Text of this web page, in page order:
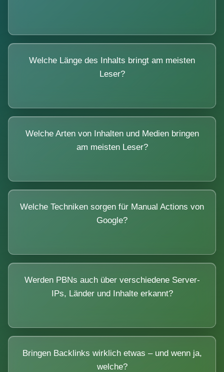
Welche Länge des Inhalts bringt am meisten
Leser?
Welche Arten von Inhalten und Medien bringen
am meisten Leser?
Welche Techniken sorgen für Manual Actions von
Google?
Werden PBNs auch über verschiedene Server-
IPs, Länder und Inhalte erkannt?
Bringen Backlinks wirklich etwas – und wenn ja,
welche?